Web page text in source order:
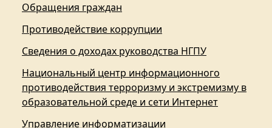
Обращения граждан
Противодействие коррупции
Сведения о доходах руководства НГПУ
Национальный центр информационного
противодействия терроризму и экстремизму в
образовательной среде и сети Интернет
Управление информатизации